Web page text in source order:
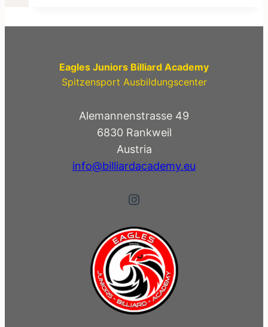
Eagles Juniors Billiard Academy
Spitzensport Ausbildungscenter
Alemannenstrasse 49
6830 Rankweil
Austria
info@billiardacademy.eu
Instagram